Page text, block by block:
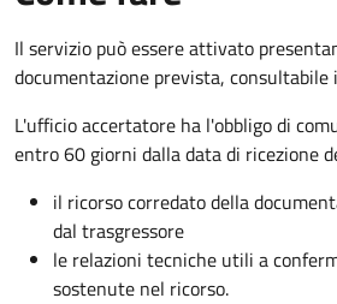
Il servizio può essere attivato
documentazione prevista, consultabile
L'ufficio accertatore ha l'obbligo di
entro 60 giorni dalla data di ricezione
il ricorso corredato della
dal trasgressore
le relazioni tecniche utili a
sostenute nel ricorso.